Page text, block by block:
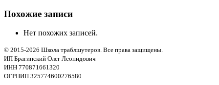
Похожие записи
Нет похожих записей.
© 2015-2026 Школа траблшутеров. Все права защищены.
ИП Брагинский Олег Леонидович
ИНН 770871661320
ОГРНИП 325774600276580